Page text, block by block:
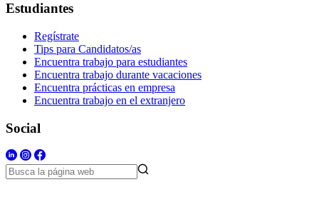
Estudiantes
Regístrate
Tips para Candidatos/as
Encuentra trabajo para estudiantes
Encuentra trabajo durante vacaciones
Encuentra prácticas en empresa
Encuentra trabajo en el extranjero
Social